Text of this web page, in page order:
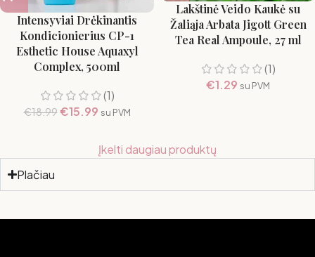
Intensyviai Drėkinantis
Kondicionierius CP-1
Esthetic House Aquaxyl
Complex, 500ml
(1)
€18.99€15.99 su PVM
Lakštinė Veido Kaukė su
Žaliąja Arbata Jigott Green
Tea Real Ampoule, 27 ml
(1)
€1.29 su PVM
Įkelti daugiau produktų
Plačiau